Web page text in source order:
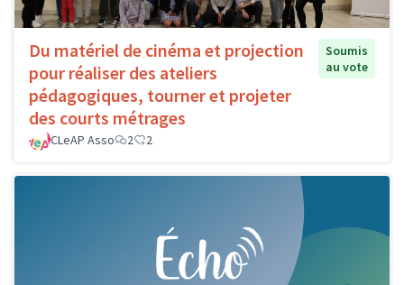
Du matériel de cinéma et projection
pour réaliser des ateliers
pédagogiques, tourner et projeter
des courts métrages
Soumis
au vote
CLeAP Asso 2 2